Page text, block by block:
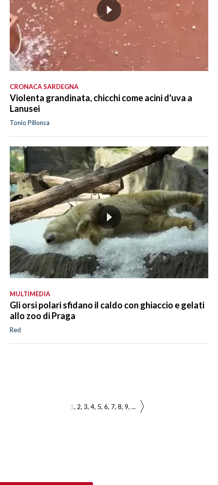
CRONACA SARDEGNA
Violenta grandinata, chicchi come acini d'uva a
Lanusei
Tonio Pillonca
MULTIMEDIA
Gli orsi polari sfidano il caldo con ghiaccio e gelati
allo zoo di Praga
Red
1 2 3 4 5 6 7 8 9 ...